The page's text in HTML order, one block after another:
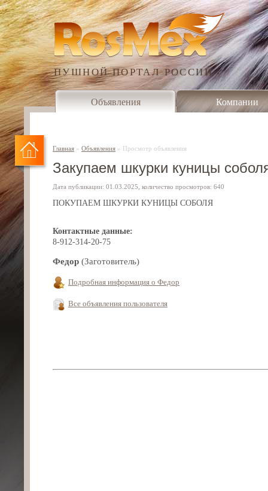
ПУШНОЙ ПОРТАЛ РОССИИ
Объявления Компании
Главная » Объявления » Просмотр объявления
Закупаем шкурки куницы
Дата публикации: 01.03.2025, количество просмотров: 640
ПОКУПАЕМ ШКУРКИ КУНИЦЫ СОБОЛЯ
Контактные данные:
8-912-314-20-75
Федор (Заготовитель)
Подробная информация о Федор
Все объявления пользователя